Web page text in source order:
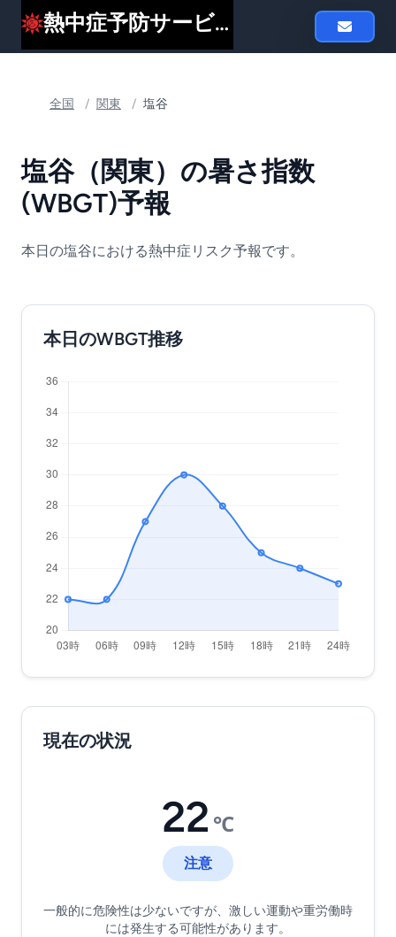
熱中症予防サービスheat119
全国 / 関東 / 塩谷
塩谷（関東）の暑さ指数
(WBGT)予報
本日の塩谷における熱中症リスク予報です。
本日のWBGT推移
現在の状況
22 ℃
注意
一般的に危険性は少ないですが、激しい運動や重労働時
には発生する可能性があります。